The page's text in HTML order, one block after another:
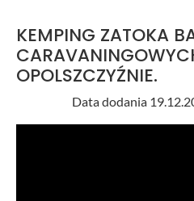
KEMPING ZATOKA
OPOLSZCZYŹNIE.
Data dodania